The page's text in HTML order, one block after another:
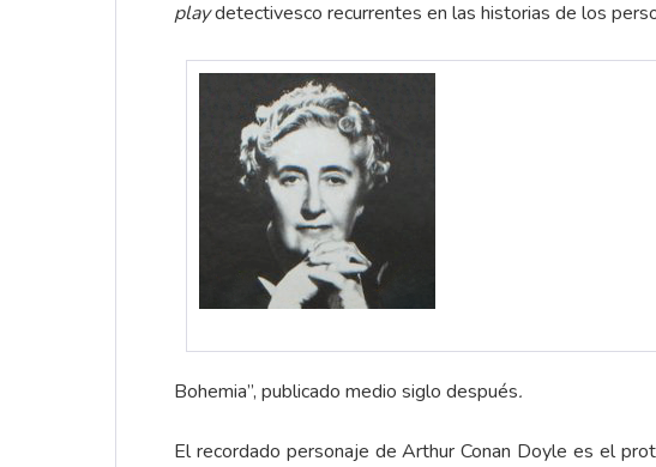
playdetectivesco recurrentes en las historias de los
Bohemia”, publicado medio siglo después.
El recordado personaje de Arthur Conan Doyle es el